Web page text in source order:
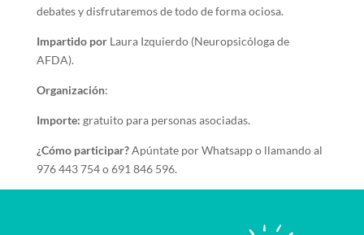
debates y disfrutaremos de todo de forma ociosa.
Impartido porLaura Izquierdo (Neuropsicóloga de
AFDA).
Organización:
Importe: gratuito para personas asociadas.
¿Cómo participar?Apúntate por Whatsapp o llamando al
976 443 754 o 691 846 596.